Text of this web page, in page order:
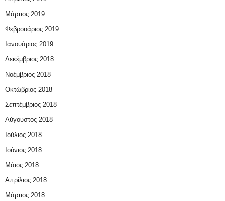
Μάρτιος 2019
Φεβρουάριος 2019
Ιανουάριος 2019
Δεκέμβριος 2018
Νοέμβριος 2018
Οκτώβριος 2018
Σεπτέμβριος 2018
Αύγουστος 2018
Ιούλιος 2018
Ιούνιος 2018
Μάιος 2018
Απρίλιος 2018
Μάρτιος 2018